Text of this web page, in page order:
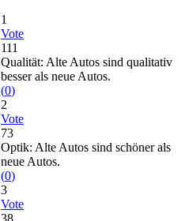
1
Vote
111
Qualität: Alte Autos sind qualitativ
besser als neue Autos.
(0)
2
Vote
73
Optik: Alte Autos sind schöner als
neue Autos.
(0)
3
Vote
38